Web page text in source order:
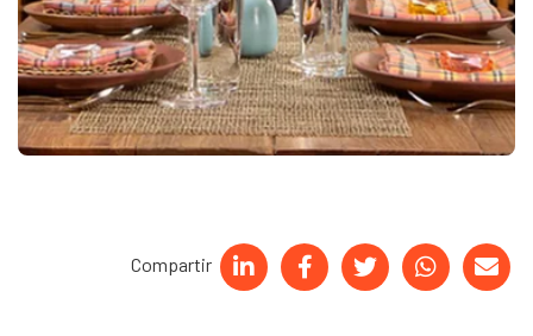
Compartir